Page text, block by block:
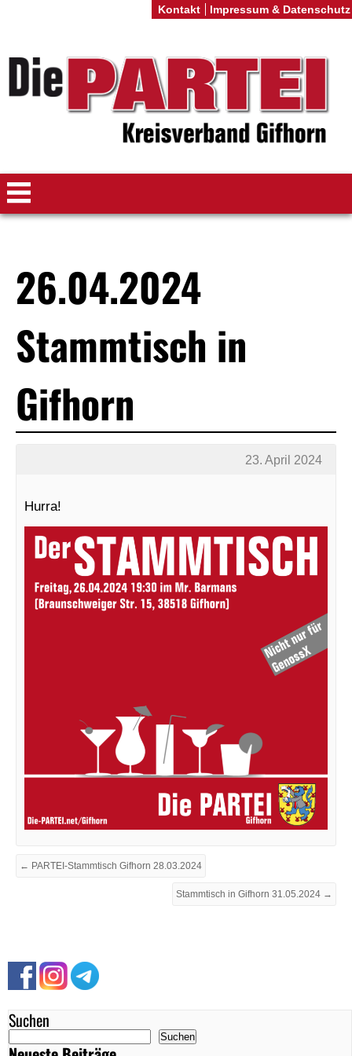
Suchen
Suchen
26.04.2024
Stammtisch in
Gifhorn
23. April 2024
Hurra!
← PARTEI-Stammtisch Gifhorn 28.03.2024
Stammtisch in Gifhorn 31.05.2024 →
Kontakt Impressum & Datenschutz